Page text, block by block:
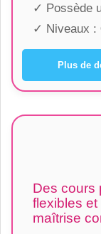
✓ Possède
✓ Niveaux :
Plus de
Des cours
flexibles
maîtrise